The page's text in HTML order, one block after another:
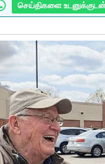
செய்திகளை